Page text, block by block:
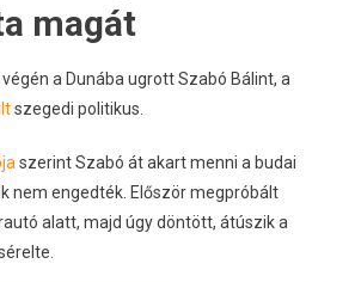
magát
a Dunába ugrott Szabó Bálint, a
szegedi politikus.
szerint Szabó át akart menni a budai
nem engedték. Először megpróbált
alatt, majd úgy döntött, átúszik a